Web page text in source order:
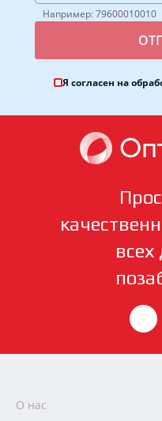
Например: 79600010010
Я согласен на
всех
О нас